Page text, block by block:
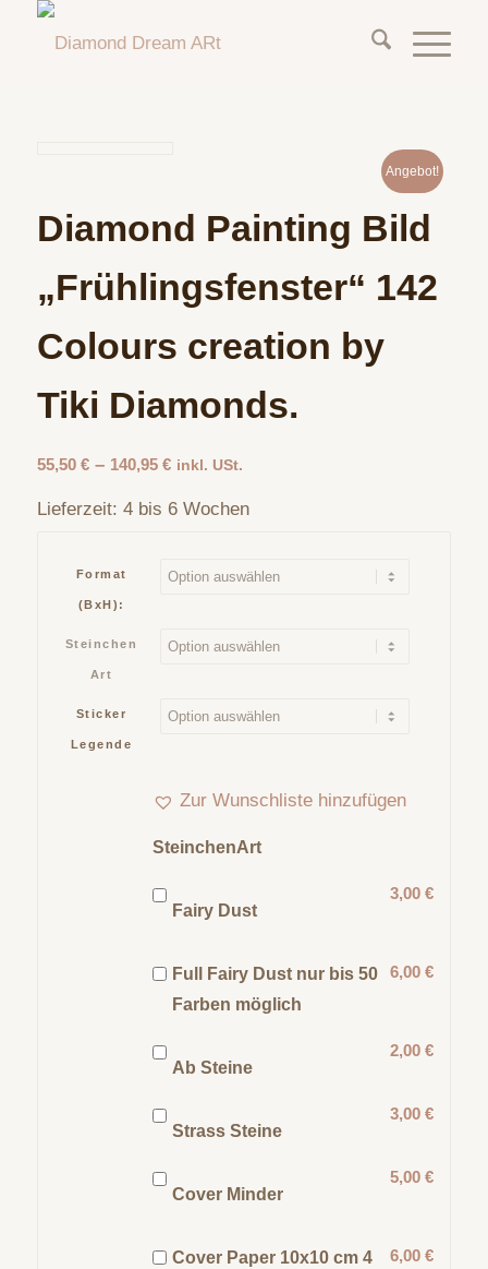
Angebot!
Diamond Painting Bild
„Frühlingsfenster“ 142
Colours creation by
Tiki Diamonds.
55,50 €– 140,95 € inkl. USt.
Lieferzeit: 4 bis 6 Wochen
Format
(BxH):
Steinchen
Art
Sticker
Legende
Zur Wunschliste hinzufügen
SteinchenArt
Fairy Dust
3,00 €
Full Fairy Dust nur bis 50
Farben möglich
6,00 €
Ab Steine
2,00 €
Strass Steine
3,00 €
Cover Minder
5,00 €
Cover Paper 10x10 cm 4
6,00 €